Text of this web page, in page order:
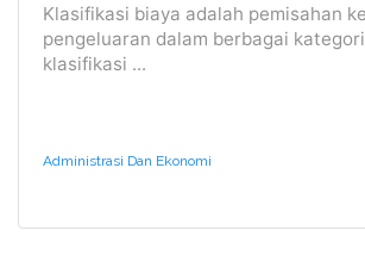
Klasifikasi biaya adalah pemisahan
pengeluaran dalam berbagai
klasifikasi ...
Administrasi Dan Ekonomi